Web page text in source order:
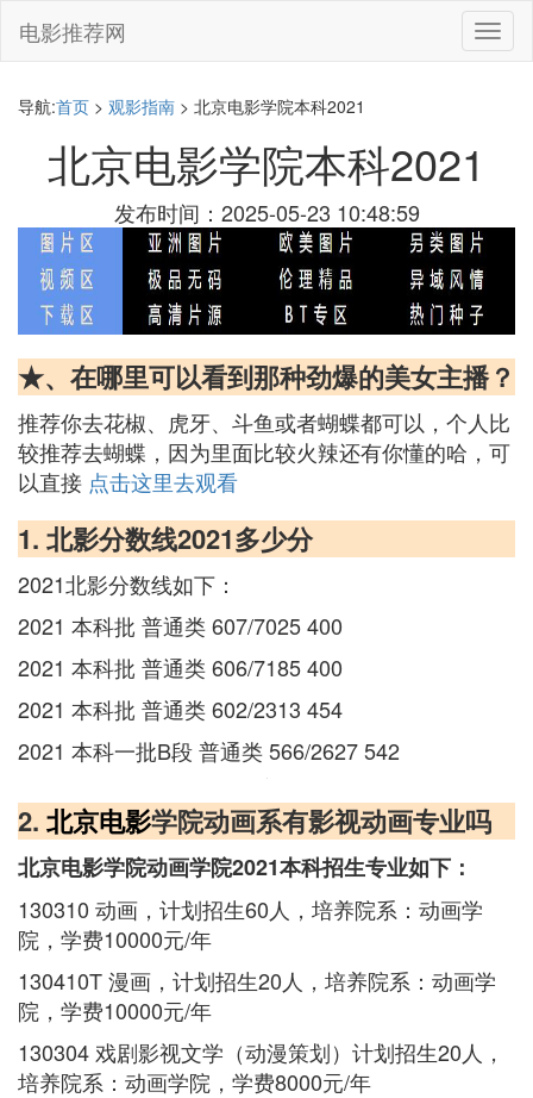
切
换
电影推荐网
导航:首页 > 观影指南 > 北京电影学院本科2021
北京电影学院本科2021
发布时间：2025-05-23 10:48:59
★、在哪里可以看到那种劲爆的美女主播？
推荐你去花椒、虎牙、斗鱼或者蝴蝶都可以，个人比
较推荐去蝴蝶，因为里面比较火辣还有你懂的哈，可
以直接 点击这里去观看
1. 北影分数线2021多少分
2021北影分数线如下：
2021 本科批 普通类 607/7025 400
2021 本科批 普通类 606/7185 400
2021 本科批 普通类 602/2313 454
2021 本科一批B段 普通类 566/2627 542
2. 北京电影学院动画系有影视动画专业吗
北京电影学院动画学院2021本科招生专业如下：
130310 动画，计划招生60人，培养院系：动画学
院，学费10000元/年
130410T 漫画，计划招生20人，培养院系：动画学
院，学费10000元/年
130304 戏剧影视文学（动漫策划）计划招生20人，
培养院系：动画学院，学费8000元/年